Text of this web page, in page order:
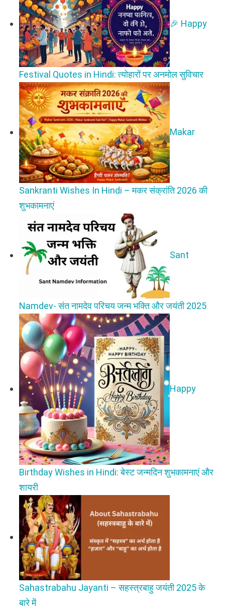
🎉 Happy
Festival Quotes in Hindi: त्योहारों पर अनमोल सुविचार
Makar
Sankranti Wishes In Hindi – मकर संक्रांति 2026 की
शुभकामनाएं
Sant
Namdev- संत नामदेव परिचय जन्म भक्ति और जयंती 2025
Happy
Birthday Wishes in Hindi: बेस्ट जन्मदिन शुभकामनाएं और
शायरी
Sahastrabahu Jayanti – सहस्त्रबाहु जयंती 2025 के
बारे में